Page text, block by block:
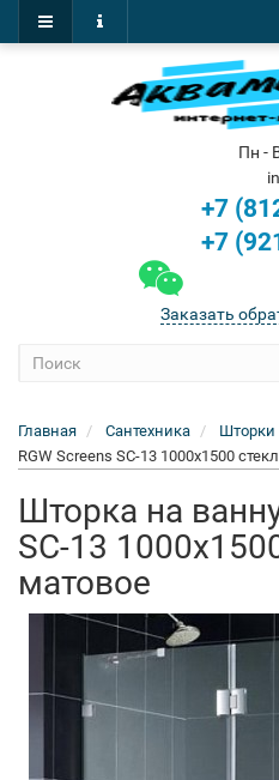
Пн -
+7
+7
Заказать
Главная Сантехника Шторки
RGW Screens SC-13 1000x1500
Шторка на
SC-13
матовое